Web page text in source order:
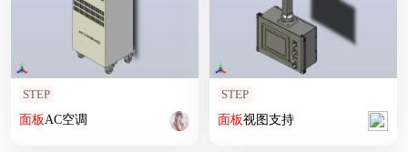
STEP
面板AC空调
STEP
面板视图支持